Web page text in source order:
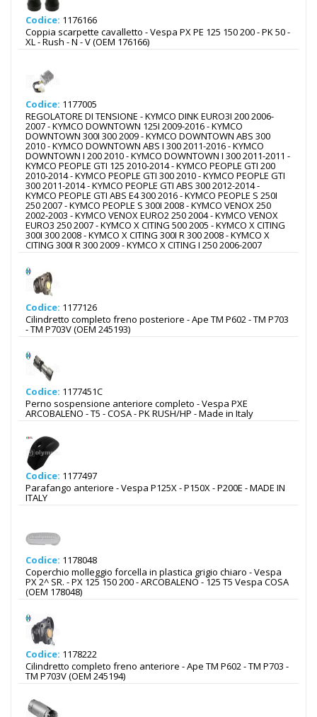
Codice: 1176166
Coppia scarpette cavalletto - Vespa PX PE 125 150 200 - PK 50 -
XL - Rush - N - V (OEM 176166)
Codice: 1177005
REGOLATORE DI TENSIONE - KYMCO DINK EURO3I 200 2006-
2007 - KYMCO DOWNTOWN 125I 2009-2016 - KYMCO
DOWNTOWN 300I 300 2009 - KYMCO DOWNTOWN ABS 300
2010 - KYMCO DOWNTOWN ABS I 300 2011-2016 - KYMCO
DOWNTOWN I 200 2010 - KYMCO DOWNTOWN I 300 2011-2011 -
KYMCO PEOPLE GTI 125 2010-2014 - KYMCO PEOPLE GTI 200
2010-2014 - KYMCO PEOPLE GTI 300 2010 - KYMCO PEOPLE GTI
300 2011-2014 - KYMCO PEOPLE GTI ABS 300 2012-2014 -
KYMCO PEOPLE GTI ABS E4 300 2016 - KYMCO PEOPLE S 250I
250 2007 - KYMCO PEOPLE S 300I 2008 - KYMCO VENOX 250
2002-2003 - KYMCO VENOX EURO2 250 2004 - KYMCO VENOX
EURO3 250 2007 - KYMCO X CITING 500 2005 - KYMCO X CITING
300I 300 2008 - KYMCO X CITING 300I R 300 2008 - KYMCO X
CITING 300I R 300 2009 - KYMCO X CITING I 250 2006-2007
Codice: 1177126
Cilindretto completo freno posteriore - Ape TM P602 - TM P703
- TM P703V (OEM 245193)
Codice: 1177451C
Perno sospensione anteriore completo - Vespa PXE
ARCOBALENO - T5 - COSA - PK RUSH/HP - Made in Italy
Codice: 1177497
Parafango anteriore - Vespa P125X - P150X - P200E - MADE IN
ITALY
Codice: 1178048
Coperchio molleggio forcella in plastica grigio chiaro - Vespa
PX 2^ SR. - PX 125 150 200 - ARCOBALENO - 125 T5 Vespa COSA
(OEM 178048)
Codice: 1178222
Cilindretto completo freno anteriore - Ape TM P602 - TM P703 -
TM P703V (OEM 245194)